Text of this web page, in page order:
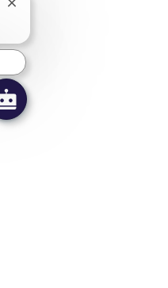
Close chatbot notification